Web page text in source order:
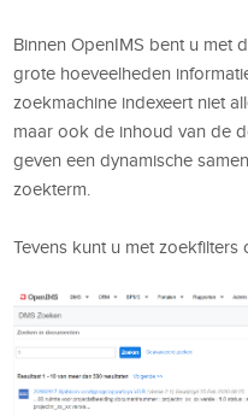
Binnen OpenIMS bent u met
grote hoeveelheden
zoekmachine indexeert niet
maar ook de inhoud van de
geven een dynamische
zoekterm.
Tevens kunt u met zoekfilters